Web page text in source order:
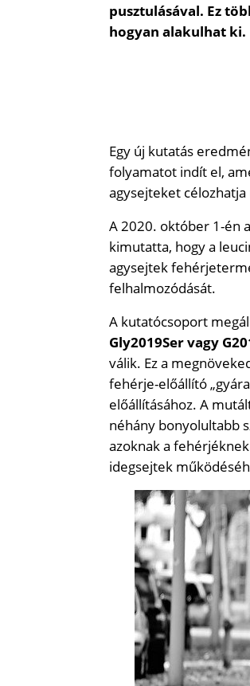
pusztulásával. Ez
hogyan alakulhat ki.
Egy új kutatás
folyamatot indít el,
agysejteket
A 2020. október 1-én a
kimutatta, hogy a
agysejtek
felhalmozódását.
A kutatócsoport
Gly2019Ser vagy
válik. Ez a
fehérje-előállító
előállításához. A
néhány bonyolultabb
azoknak a
idegsejtek